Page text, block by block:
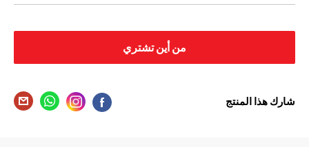
من أين تشتري
شارك هذا المنتج